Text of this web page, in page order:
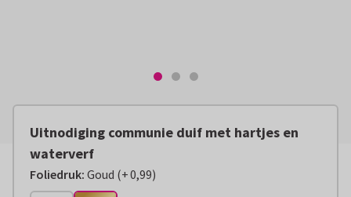
Uitnodiging communie duif met hartjes en
waterverf
Foliedruk: Goud (
+€ 0,99
+0,99)